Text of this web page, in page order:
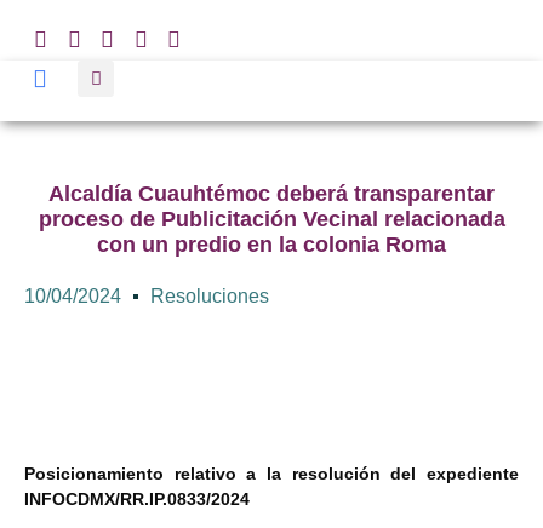
Alcaldía Cuauhtémoc deberá transparentar
proceso de Publicitación Vecinal relacionada
con un predio en la colonia Roma
10/04/2024 Resoluciones
Posicionamiento relativo a la resolución del expediente
INFOCDMX/RR.IP.0833/2024